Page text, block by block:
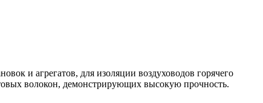
и агрегатов, для изоляции воздуховодов горячего
волокон, демонстрирующих высокую прочность.